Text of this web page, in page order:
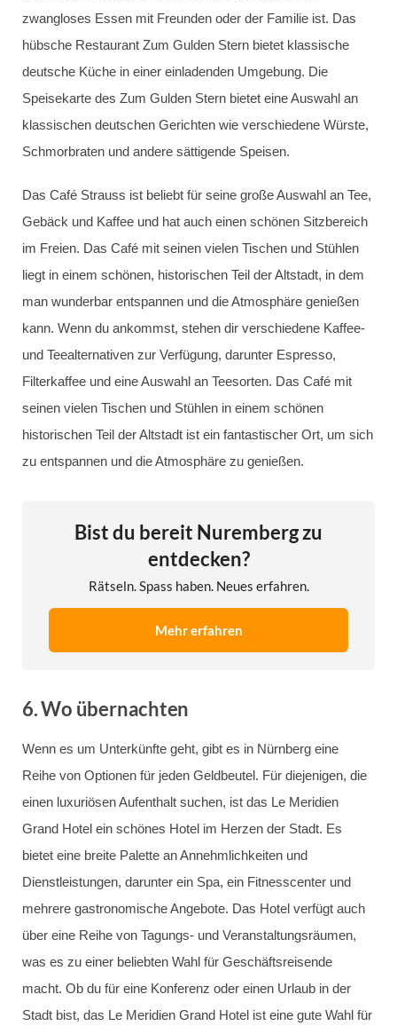
zwangloses Essen mit Freunden oder der Familie ist. Das
hübsche Restaurant Zum Gulden Stern bietet klassische
deutsche Küche in einer einladenden Umgebung. Die
Speisekarte des Zum Gulden Stern bietet eine Auswahl an
klassischen deutschen Gerichten wie verschiedene Würste,
Schmorbraten und andere sättigende Speisen.
Das Café Strauss ist beliebt für seine große Auswahl an Tee,
Gebäck und Kaffee und hat auch einen schönen Sitzbereich
im Freien. Das Café mit seinen vielen Tischen und Stühlen
liegt in einem schönen, historischen Teil der Altstadt, in dem
man wunderbar entspannen und die Atmosphäre genießen
kann. Wenn du ankommst, stehen dir verschiedene Kaffee-
und Teealternativen zur Verfügung, darunter Espresso,
Filterkaffee und eine Auswahl an Teesorten. Das Café mit
seinen vielen Tischen und Stühlen in einem schönen
historischen Teil der Altstadt ist ein fantastischer Ort, um sich
zu entspannen und die Atmosphäre zu genießen.
Bist du bereit Nuremberg zu
entdecken?
Rätseln. Spass haben. Neues erfahren.
Mehr erfahren
6.Wo übernachten
Wenn es um Unterkünfte geht, gibt es in Nürnberg eine
Reihe von Optionen für jeden Geldbeutel. Für diejenigen, die
einen luxuriösen Aufenthalt suchen, ist das Le Meridien
Grand Hotel ein schönes Hotel im Herzen der Stadt. Es
bietet eine breite Palette an Annehmlichkeiten und
Dienstleistungen, darunter ein Spa, ein Fitnesscenter und
mehrere gastronomische Angebote. Das Hotel verfügt auch
über eine Reihe von Tagungs- und Veranstaltungsräumen,
was es zu einer beliebten Wahl für Geschäftsreisende
macht. Ob du für eine Konferenz oder einen Urlaub in der
Stadt bist, das Le Meridien Grand Hotel ist eine gute Wahl für